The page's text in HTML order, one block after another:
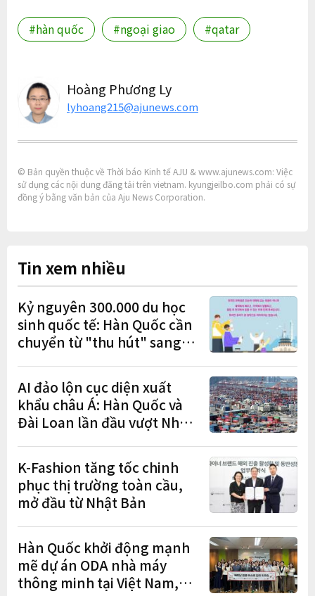
#hàn quốc #ngoại giao #qatar
Hoàng Phương Ly
lyhoang215@ajunews.com
© Bản quyền thuộc về Thời báo Kinh tế AJU & www.ajunews.com: Việc
sử dụng các nội dung đăng tải trên vietnam. kyungjeilbo.com phải có sự
đồng ý bằng văn bản của Aju News Corporation.
Tin xem nhiều
Kỷ nguyên 300.000 du học
sinh quốc tế: Hàn Quốc cần
chuyển từ "thu hút" sang
cư"
AI đảo lộn cục diện xuất
khẩu châu Á: Hàn Quốc và
Đài Loan lần đầu vượt Nhật
K-Fashion tăng tốc chinh
phục thị trường toàn cầu,
mở đầu từ Nhật Bản
Hàn Quốc khởi động mạnh
mẽ dự án ODA nhà máy
thông minh tại Việt Nam,